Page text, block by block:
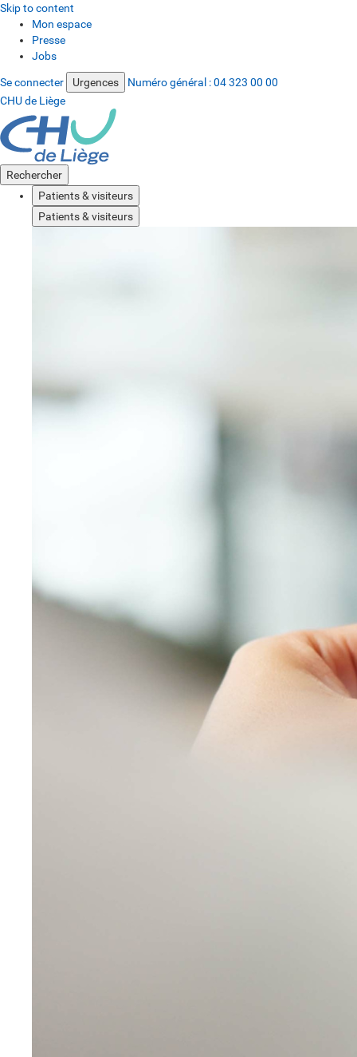
Skip to content
Mon espace
Presse
Jobs
Se connecter Urgences Numéro général :04 323 00 00
CHU de Liège
Rechercher
Patients & visiteurs
Patients & visiteurs